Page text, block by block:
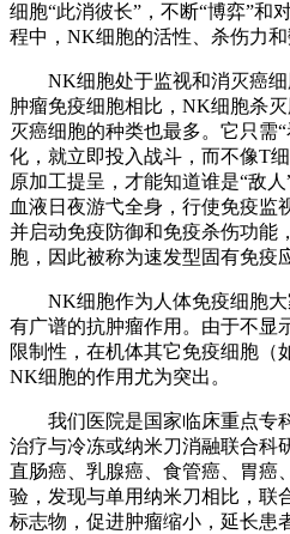
细胞“此消彼长”，不断“博弈”和
程中，NK细胞的活性、杀伤力和
NK细胞处于监视和消灭癌细
肿瘤免疫细胞相比，NK细胞杀
灭癌细胞的种类也最多。它只需
化，就立即投入战斗，而不像T
原加工提呈，才能知道谁是“敌
血液日夜游弋全身，行使免疫监
并启动免疫防御和免疫杀伤功能
胞，因此被称为速发型固有免疫
NK细胞作为人体免疫细胞大
有广谱的抗肿瘤作用。由于不显
限制性，在机体其它免疫细胞（
NK细胞的作用尤为突出。
我们医院是国家临床重点专
治疗与冷冻或纳米刀消融联合科
直肠癌、乳腺癌、食管癌、胃癌
验，发现与单用纳米刀相比，联
标志物，促进肿瘤缩小，延长患